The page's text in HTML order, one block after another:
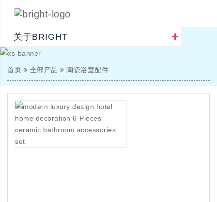
关于BRIGHT
首页 全部产品 陶瓷浴室配件